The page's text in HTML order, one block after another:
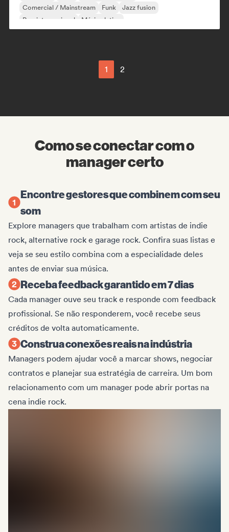
Comercial / Mainstream Funk
Jazz fusion
Pop internacional
Música latina
1 2
Como se conectar com o
manager certo
Encontre gestores que combinem com seu
som
Explore managers que trabalham com artistas de indie
rock, alternative rock e garage rock. Confira suas listas e
veja se seu estilo combina com a especialidade deles
antes de enviar sua música.
Receba feedback garantido em 7 dias
Cada manager ouve seu track e responde com feedback
profissional. Se não responderem, você recebe seus
créditos de volta automaticamente.
Construa conexões reais na indústria
Managers podem ajudar você a marcar shows, negociar
contratos e planejar sua estratégia de carreira. Um bom
relacionamento com um manager pode abrir portas na
cena indie rock.